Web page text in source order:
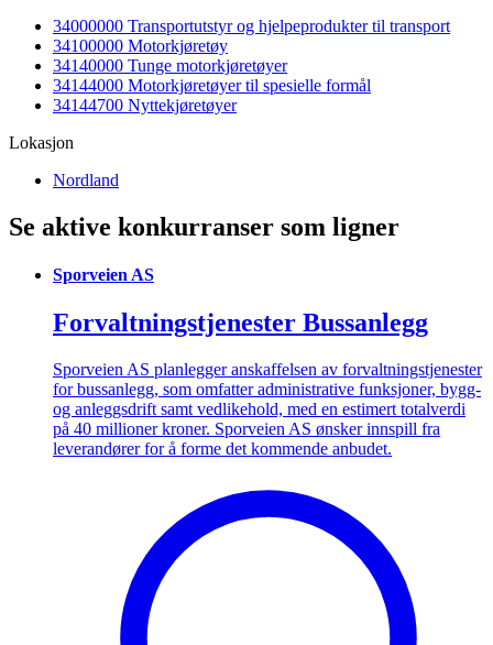
34000000 Transportutstyr og hjelpeprodukter til transport
34100000 Motorkjøretøy
34140000 Tunge motorkjøretøyer
34144000 Motorkjøretøyer til spesielle formål
34144700 Nyttekjøretøyer
Lokasjon
Nordland
Se aktive konkurranser som ligner
Sporveien AS
Forvaltningstjenester Bussanlegg
Sporveien AS planlegger anskaffelsen av forvaltningstjenester
for bussanlegg, som omfatter administrative funksjoner, bygg-
og anleggsdrift samt vedlikehold, med en estimert totalverdi
på 40 millioner kroner. Sporveien AS ønsker innspill fra
leverandører for å forme det kommende anbudet.